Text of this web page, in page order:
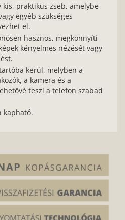
praktikus zseb, amelybe
egyéb szükséges
el.
hasznos, megkönnyíti
kényelmes nézését vagy
kerül, melyben a
a kamera és a
teszi a telefon szabad
kapható.